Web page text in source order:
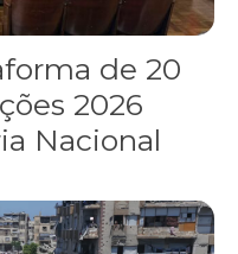
de 20
2026
Nacional
pessoas assassinadas por